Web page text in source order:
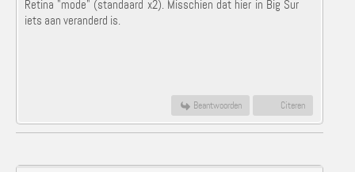
Retina "mode" (standaard x2). Misschien dat hier in Big Sur
iets aan veranderd is.
Beantwoorden Citeren